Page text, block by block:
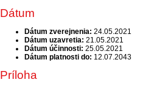
Dátum
Dátum zverejnenia: 24.05.2021
Dátum uzavretia: 21.05.2021
Dátum účinnosti: 25.05.2021
Dátum platnosti do: 12.07.2043
Príloha